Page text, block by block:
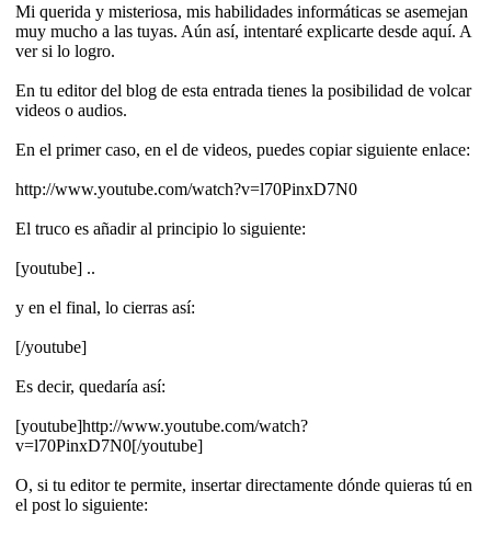
Mi querida y misteriosa, mis habilidades informáticas se asemejan
muy mucho a las tuyas. Aún así, intentaré explicarte desde aquí. A
ver si lo logro.
En tu editor del blog de esta entrada tienes la posibilidad de volcar
videos o audios.
En el primer caso, en el de videos, puedes copiar siguiente enlace:
http://www.youtube.com/watch?v=l70PinxD7N0
El truco es añadir al principio lo siguiente:
[youtube] ..
y en el final, lo cierras así:
[/youtube]
Es decir, quedaría así:
[youtube]http://www.youtube.com/watch?
v=l70PinxD7N0[/youtube]
O, si tu editor te permite, insertar directamente dónde quieras tú en
el post lo siguiente: